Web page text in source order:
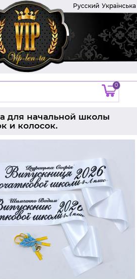
Русский Українська
0
для начальной школы
и колосок.
начальной школы